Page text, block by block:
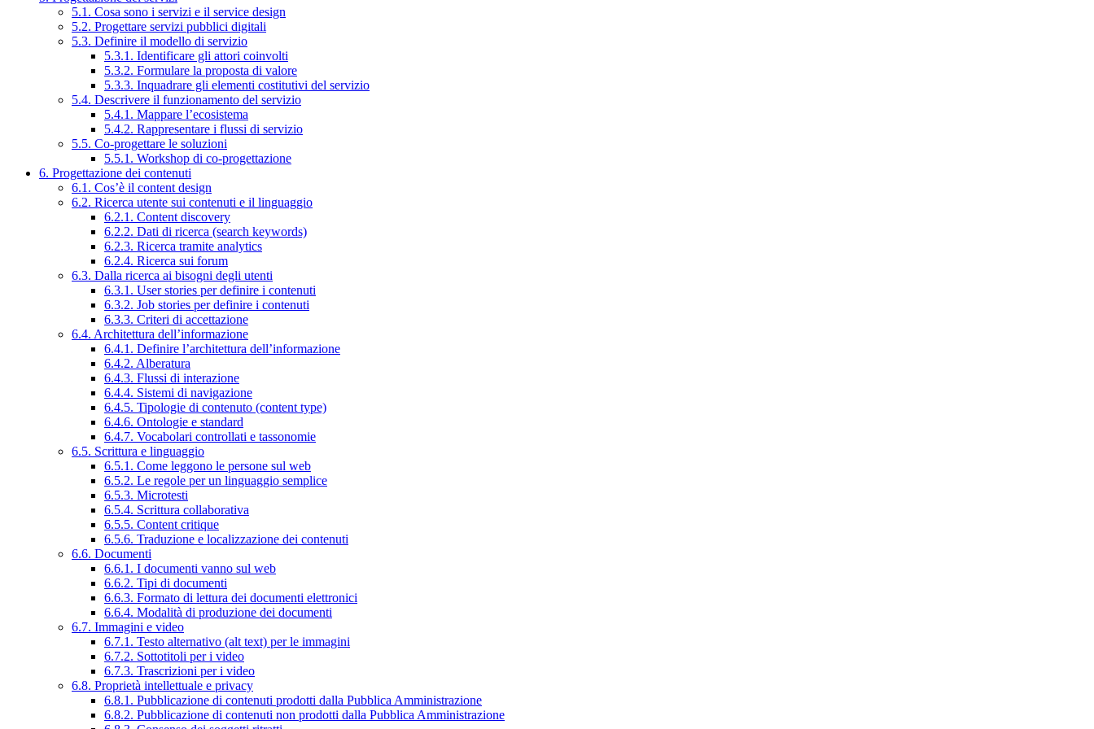
5.1. Cosa sono i servizi e il service design
5.2. Progettare servizi pubblici digitali
5.3. Definire il modello di servizio
5.3.1. Identificare gli attori coinvolti
5.3.2. Formulare la proposta di valore
5.3.3. Inquadrare gli elementi costitutivi del servizio
5.4. Descrivere il funzionamento del servizio
5.4.1. Mappare l’ecosistema
5.4.2. Rappresentare i flussi di servizio
5.5. Co-progettare le soluzioni
5.5.1. Workshop di co-progettazione
6. Progettazione dei contenuti
6.1. Cos’è il content design
6.2. Ricerca utente sui contenuti e il linguaggio
6.2.1. Content discovery
6.2.2. Dati di ricerca (search keywords)
6.2.3. Ricerca tramite analytics
6.2.4. Ricerca sui forum
6.3. Dalla ricerca ai bisogni degli utenti
6.3.1. User stories per definire i contenuti
6.3.2. Job stories per definire i contenuti
6.3.3. Criteri di accettazione
6.4. Architettura dell’informazione
6.4.1. Definire l’architettura dell’informazione
6.4.2. Alberatura
6.4.3. Flussi di interazione
6.4.4. Sistemi di navigazione
6.4.5. Tipologie di contenuto (content type)
6.4.6. Ontologie e standard
6.4.7. Vocabolari controllati e tassonomie
6.5. Scrittura e linguaggio
6.5.1. Come leggono le persone sul web
6.5.2. Le regole per un linguaggio semplice
6.5.3. Microtesti
6.5.4. Scrittura collaborativa
6.5.5. Content critique
6.5.6. Traduzione e localizzazione dei contenuti
6.6. Documenti
6.6.1. I documenti vanno sul web
6.6.2. Tipi di documenti
6.6.3. Formato di lettura dei documenti elettronici
6.6.4. Modalità di produzione dei documenti
6.7. Immagini e video
6.7.1. Testo alternativo (alt text) per le immagini
6.7.2. Sottotitoli per i video
6.7.3. Trascrizioni per i video
6.8. Proprietà intellettuale e privacy
6.8.1. Pubblicazione di contenuti prodotti dalla Pubblica Amministrazione
6.8.2. Pubblicazione di contenuti non prodotti dalla Pubblica Amministrazione